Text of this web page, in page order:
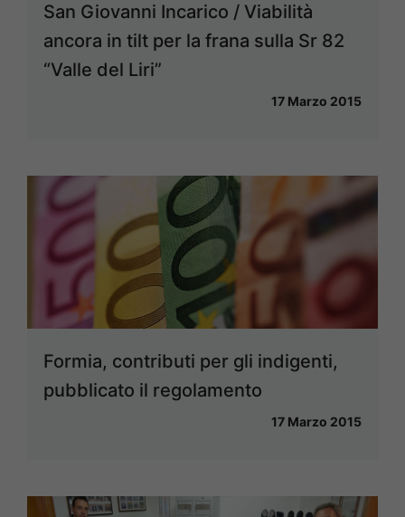
San Giovanni Incarico / Viabilità
ancora in tilt per la frana sulla Sr 82
“Valle del Liri”
17 Marzo 2015
Formia, contributi per gli indigenti,
pubblicato il regolamento
17 Marzo 2015